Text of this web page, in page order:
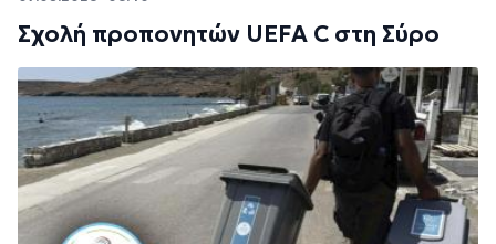
Σχολή προπονητών UEFA C στη Σύρο